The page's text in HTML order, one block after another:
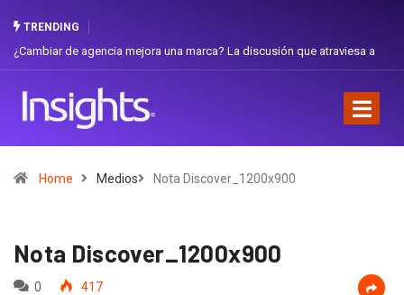
TRENDING
de agencia mejora una marca? La discusión que atraviesa a
Gabriela
Home Medios Nota Discover_1200x900
Nota Discover_1200x900
0 417